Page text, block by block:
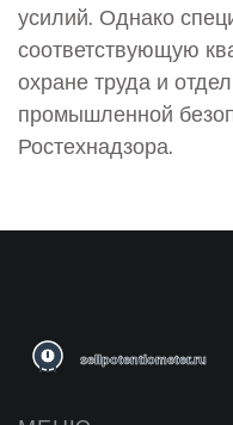
усилий. Однако
соответствующую
охране труда и
промышленной
Ростехнадзора.